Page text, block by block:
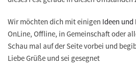
Wir möchten dich mit einigen Ideen
OnLine, Offline, in Gemeinschaft oder
Schau mal auf der Seite vorbei und
Liebe Grüße und sei gesegnet